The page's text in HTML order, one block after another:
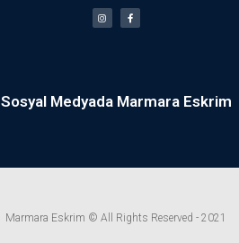
Sosyal Medyada Marmara Eskrim
Marmara Eskrim © All Rights Reserved - 2021